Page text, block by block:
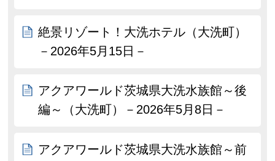
絶景リゾート！大洗ホテル（大洗町）
－2026年5月15日－
アクアワールド茨城県大洗水族館～後
編～（大洗町）－2026年5月8日－
アクアワールド茨城県大洗水族館～前